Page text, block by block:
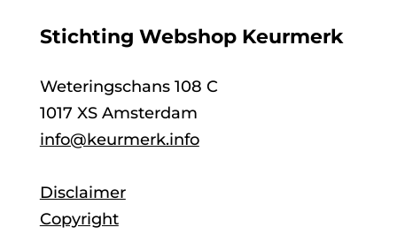
Stichting Webshop Keurmerk
Weteringschans 108 C
1017 XS Amsterdam
info@keurmerk.info
Disclaimer
Copyright